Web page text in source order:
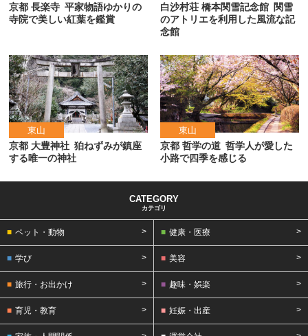
京都 長楽寺 平家物語ゆかりの
寺院で美しい紅葉を鑑賞
白沙村荘 橋本関雪記念館 関雪
のアトリエを利用した風流な記
念館
東山
京都 大豊神社 狛ねずみが鎮座
する唯一の神社
東山
京都 哲学の道 哲学人が愛した
小路で四季を感じる
カテゴリ
ペット・動物 健康・医療
学び 美容
旅行・お出かけ 趣味・娯楽
育児・教育 妊娠・出産